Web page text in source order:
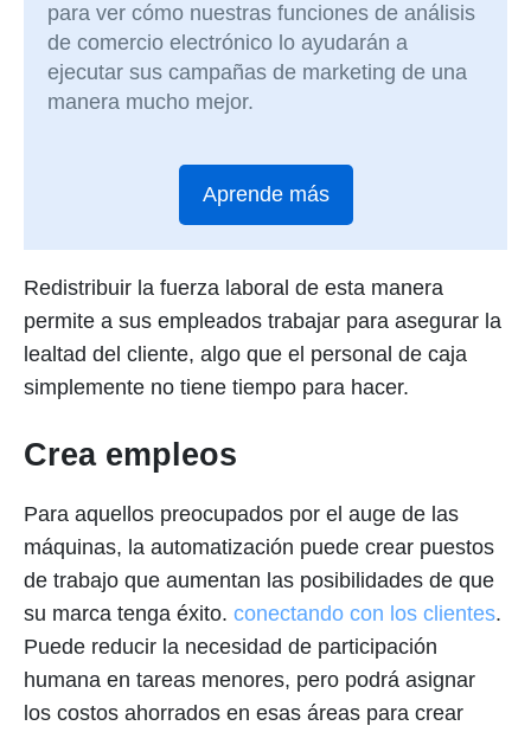
para ver cómo nuestras funciones de análisis
de comercio electrónico lo ayudarán a
ejecutar sus campañas de marketing de una
manera mucho mejor.
Aprende más
Redistribuir la fuerza laboral de esta manera
permite a sus empleados trabajar para asegurar la
lealtad del cliente, algo que el personal de caja
simplemente no tiene tiempo para hacer.
Crea empleos
Para aquellos preocupados por el auge de las
máquinas, la automatización puede crear puestos
de trabajo que aumentan las posibilidades de que
su marca tenga éxito. conectando con los clientes.
Puede reducir la necesidad de participación
humana en tareas menores, pero podrá asignar
los costos ahorrados en esas áreas para crear